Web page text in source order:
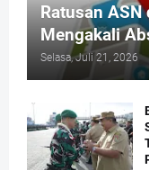
Ratusan ASN
Mengakali
Selasa, Juli 21, 2026